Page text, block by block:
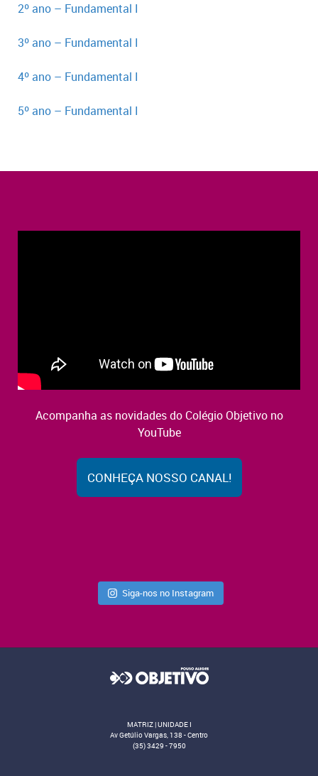
2º ano – Fundamental I
3º ano – Fundamental I
4º ano – Fundamental I
5º ano – Fundamental I
Acompanha as novidades do Colégio Objetivo no
YouTube
CONHEÇA NOSSO CANAL!
Siga-nos no Instagram
MATRIZ | UNIDADE I
Av Getúlio Vargas, 138 - Centro
(35) 3429 - 7950